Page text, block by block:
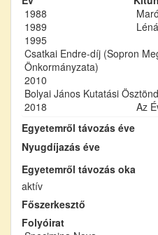
1988
1989
1995
Csatkai Endre-díj (Sopron
Önkormányzata)
2010
Bolyai János Kutatási
2018
Az
Egyetemről távozás éve
Nyugdíjazás éve
Egyetemről távozás oka
aktív
Főszerkesztő
Folyóirat